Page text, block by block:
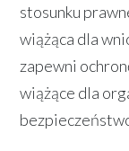
stosunku
wiążąca dla
zapewni
wiążące dla